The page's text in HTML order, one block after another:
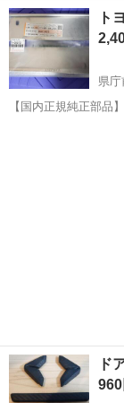
沖縄 那覇市
ト
県庁
【国内正規純正部品
ド
960